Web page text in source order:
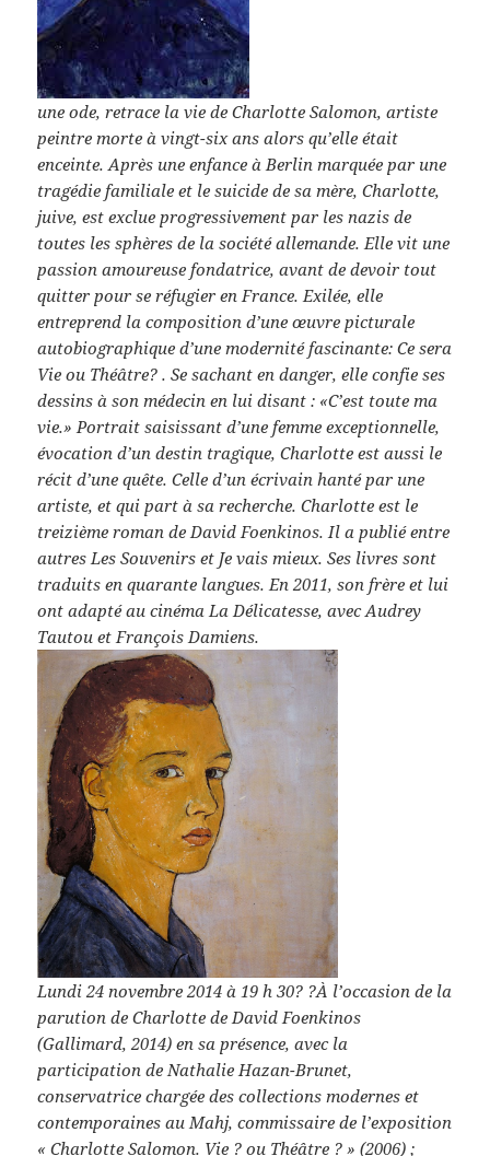
une ode, retrace la vie de Charlotte Salomon, artiste
peintre morte à vingt-six ans alors qu’elle était
enceinte. Après une enfance à Berlin marquée par une
tragédie familiale et le suicide de sa mère, Charlotte,
juive, est exclue progressivement par les nazis de
toutes les sphères de la société allemande. Elle vit une
passion amoureuse fondatrice, avant de devoir tout
quitter pour se réfugier en France. Exilée, elle
entreprend la composition d’une œuvre picturale
autobiographique d’une modernité fascinante:Ce sera
Vie ou Théâtre? . Se sachant en danger, elle confie ses
dessins à son médecin en lui disant : «C’est toute ma
vie.» Portrait saisissant d’une femme exceptionnelle,
évocation d’un destin tragique, Charlotte est aussi le
récit d’une quête. Celle d’un écrivain hanté par une
artiste, et qui part à sa recherche. Charlotte est le
treizième roman de David Foenkinos. Il a publié entre
autresLes Souvenirs et Je vais mieux. Ses livres sont
traduits en quarante langues. En 2011, son frère et lui
ont adapté au cinémaLa Délicatesse, avec Audrey
Tautou et François Damiens.
Lundi 24 novembre 2014 à 19 h 30? ?À l’occasion de la
parution deCharlottede David Foenkinos
(Gallimard, 2014) en sa présence, avec la
participation de Nathalie Hazan-Brunet,
conservatrice chargée des collections modernes et
contemporaines au Mahj, commissaire de l’exposition
« Charlotte Salomon. Vie ? ou Théâtre ? » (2006) ;